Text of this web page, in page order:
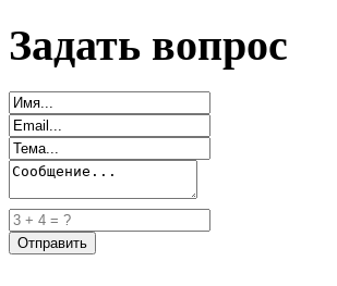
Задать вопрос